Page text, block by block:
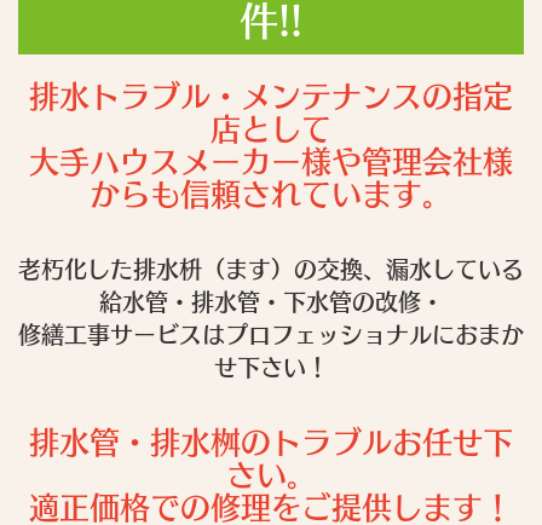
件!!
排水トラブル・メンテナンスの指定
店として
大手ハウスメーカー様や管理会社様
からも信頼されています。
老朽化した排水枡（ます）の交換、漏水している
給水管・排水管・下水管の改修・
修繕工事サービスはプロフェッショナルにおまか
せ下さい！
排水管・排水桝のトラブルお任せ下
さい。
適正価格での修理をご提供します！